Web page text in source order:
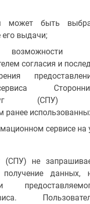
может быть
его выдачи;
согласия и
(СПУ)
ранее
сервисе на
(СПУ) не
получение данных,